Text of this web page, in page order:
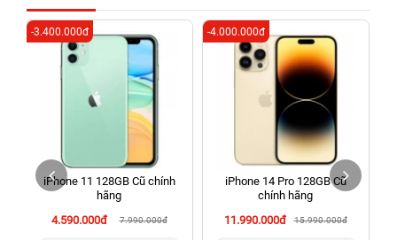
326 Lê Văn Việt, Tăng Nhơn Phú, Hồ Chí Minh (Q.9 TP. Thủ
Đức cũ)
256 Võ Văn Ngân, Thủ Đức, Hồ Chí Minh (Bình Thọ, TP. Thủ
Đức Cũ)
70 Nguyễn An Ninh, Dĩ An, Hồ Chí Minh (Bình Dương Cũ)
24h Vũng Tàu: 162A Ba Cu, Vũng Tàu, Hồ Chí Minh (TP. Vũng
Tàu cũ)
198 Hoàng Văn Thụ, Tân Sơn Nhất, Hồ Chí Minh (Tân Bình
iPhone 11 128GB Cũ chính
hãng
4.590.000đ
7.990.000đ
-3.400.000đ
iPhone 14 Pro 128GB Cũ
chính hãng
11.990.000đ
15.990.000đ
-4.000.000đ